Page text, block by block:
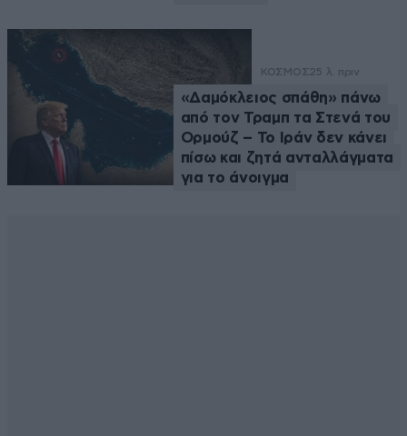
ΚΟΣΜΟΣ25 λ. πριν
«Δαμόκλειος σπάθη» πάνω
από τον Τραμπ τα Στενά του
Ορμούζ – Το Ιράν δεν κάνει
πίσω και ζητά ανταλλάγματα
για το άνοιγμα